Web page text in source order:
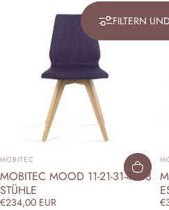
FILTERN
ANBIETER:
MOBITEC
MOBITEC MOOD 11-21-31-41-43
STÜHLE
€234,00 EUR